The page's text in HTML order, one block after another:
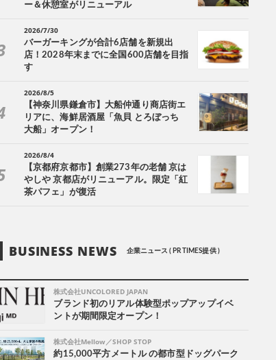
ー＆休憩室がリニューアル
2026/7/30
バーガーキングが合計6店舗を新規出
店！2028年末までに全国600店舗を目指
す
2026/8/5
【神奈川県鎌倉市】大船仲通り商店街エ
リアに、海鮮居酒屋「魚貝 とろぼっち
大船」オープン！
2026/8/4
【京都府京都市】創業273年の老舗 京は
やしや 京都店がリニューアル。限定「紅
茶パフェ」が復活
BUSINESS NEWS 企業ニュース ( PR TIMES提供 )
株式会社UNCOLORED JAPAN
ブランド初のリアル体験型ポップアップイベ
ントが期間限定オープン！
株式会社Mellow／SHOP STOP
約15,000平方メートル の都市型ドッグパーク